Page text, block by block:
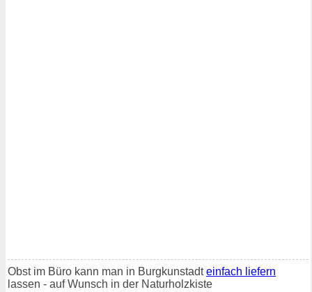
Obst im Büro kann man in Burgkunstadteinfach liefern
lassen - auf Wunsch in der Naturholzkiste